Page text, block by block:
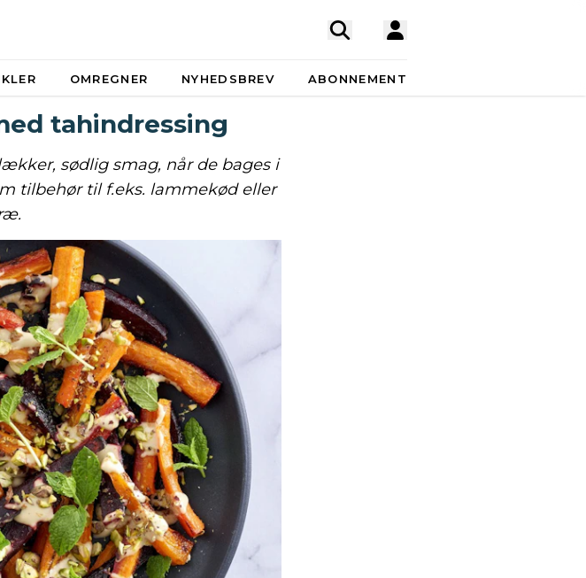
OMREGNER NYHEDSBREV ABONNEMENT
tahindressing
sødlig smag, når de bages i
tilbehør til f.eks. lammekød eller